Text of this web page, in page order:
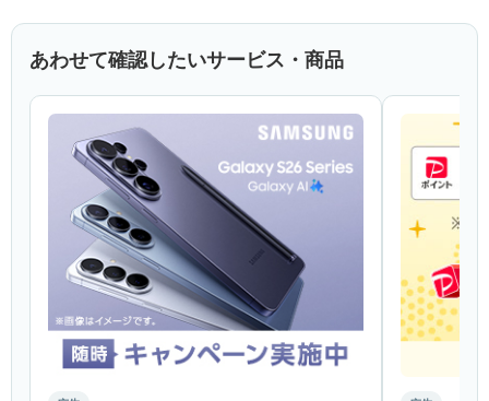
あわせて確認したいサービス・商品